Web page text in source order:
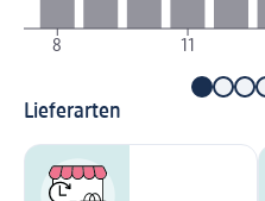
8 11
Lieferarten